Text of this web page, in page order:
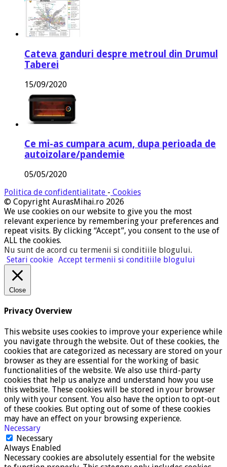
Cateva ganduri despre metroul din Drumul
Taberei
15/09/2020
Ce mi-as cumpara acum, dupa perioada de
autoizolare/pandemie
05/05/2020
Politica de confidentialitate - Cookies
© Copyright AurasMihai.ro 2026
We use cookies on our website to give you the most
relevant experience by remembering your preferences and
repeat visits. By clicking “Accept”, you consent to the use of
ALL the cookies.
Nu sunt de acord cu termenii si conditiile blogului.
Setari cookie Accept termenii si conditiile blogului
Close
Privacy Overview
This website uses cookies to improve your experience while
you navigate through the website. Out of these cookies, the
cookies that are categorized as necessary are stored on your
browser as they are essential for the working of basic
functionalities of the website. We also use third-party
cookies that help us analyze and understand how you use
this website. These cookies will be stored in your browser
only with your consent. You also have the option to opt-out
of these cookies. But opting out of some of these cookies
may have an effect on your browsing experience.
Necessary
Necessary
Always Enabled
Necessary cookies are absolutely essential for the website